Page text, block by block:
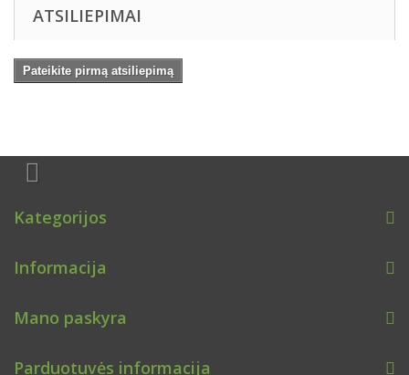
ATSILIEPIMAI
Pateikite pirmą atsiliepimą
Kategorijos
Informacija
Mano paskyra
Parduotuvės informacija